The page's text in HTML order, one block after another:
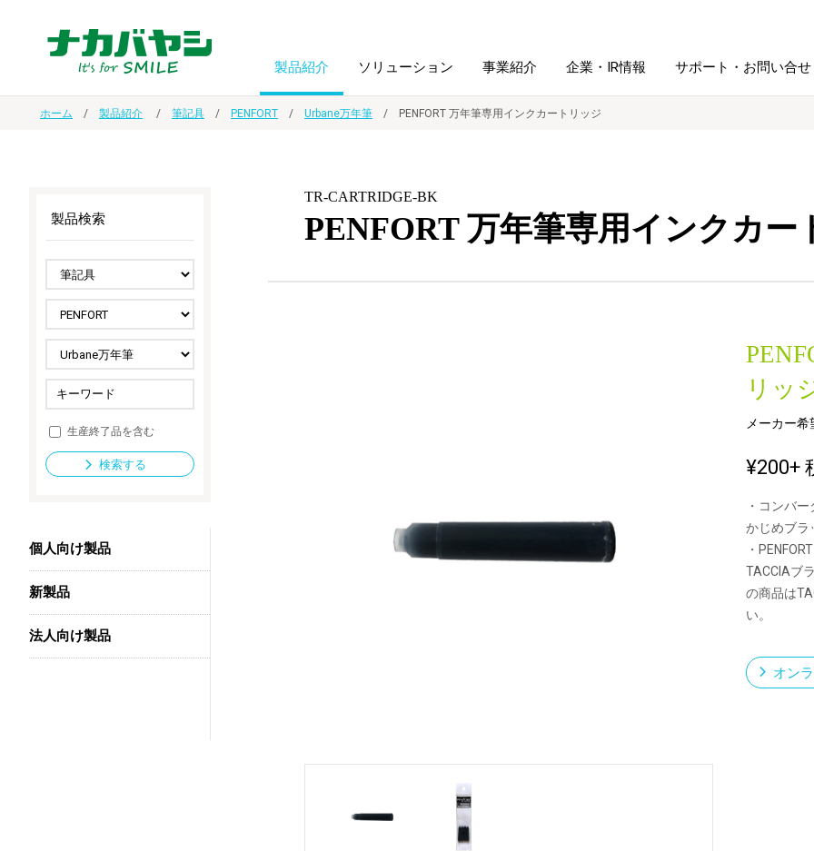
製品紹介
ノート・紙製品
ファイル・
ホルダー用品
スマートフォン・
タブレット関連
防災・
セキュリティ用品
法人向け製品
ソリューション
オーダー手帳・ノベルティ制作 学校ソリューション
ドキュメントスキャニングサービス
導入事例
事業紹介 企業・IR情報
IR情報 沿革
サステナビリティ
サポート・お問い合せ
ホーム 製品紹介 筆記具 PENFORT Urbane万年筆 PENFORT 万年筆専用インクカートリッジ
TR-CARTRIDGE-BK
PENFORT 万年筆専用インクカー
リッ
メーカー
¥200+
・コンバ
かじめブラ
・
TACCIAブ
の商品は
い。
オン
製品検索
生産終了品を含む
検索する
個人向け製品
新製品
法人向け製品